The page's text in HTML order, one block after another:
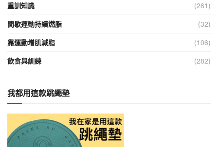
重訓知識
(261)
間歇運動持續燃脂
(32)
靠運動增肌減脂
(106)
飲食與訓練
(282)
我都用這款跳繩墊